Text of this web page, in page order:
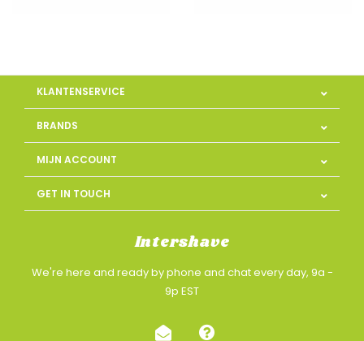
KLANTENSERVICE
BRANDS
MIJN ACCOUNT
GET IN TOUCH
Intershave
We're here and ready by phone and chat every day, 9a -
9p EST